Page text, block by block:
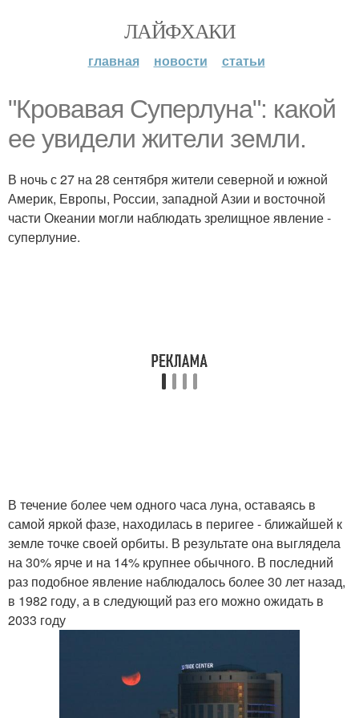
ЛАЙФХАКИ
главная новости статьи
"Кровавая Суперлуна": какой
ее увидели жители земли.
В ночь с 27 на 28 сентября жители северной и южной
Америк, Европы, России, западной Азии и восточной
части Океании могли наблюдать зрелищное явление -
суперлуние.
В течение более чем одного часа луна, оставаясь в
самой яркой фазе, находилась в перигее - ближайшей к
земле точке своей орбиты. В результате она выглядела
на 30% ярче и на 14% крупнее обычного. В последний
раз подобное явление наблюдалось более 30 лет назад,
в 1982 году, а в следующий раз его можно ожидать в
2033 году